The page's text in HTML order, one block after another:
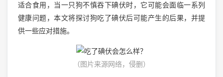
适合食用，当一只狗不慎吞下碘伏时，它可能会面临一系列
健康问题，本文将探讨狗吃了碘伏后可能产生的后果，并提
供一些应对措施。
（图片来源网络，侵删）